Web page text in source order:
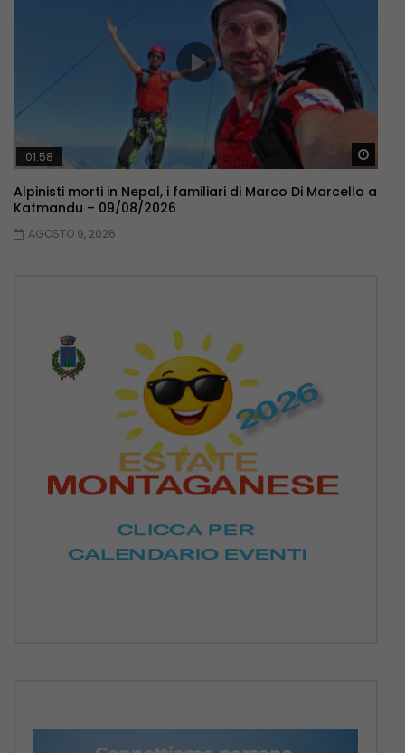
01:58
Alpinisti morti in Nepal, i familiari di Marco Di Marcello a
Katmandu – 09/08/2026
AGOSTO 9, 2026